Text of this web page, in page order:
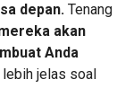
depan.Tenang
akan
Anda
jelas soal